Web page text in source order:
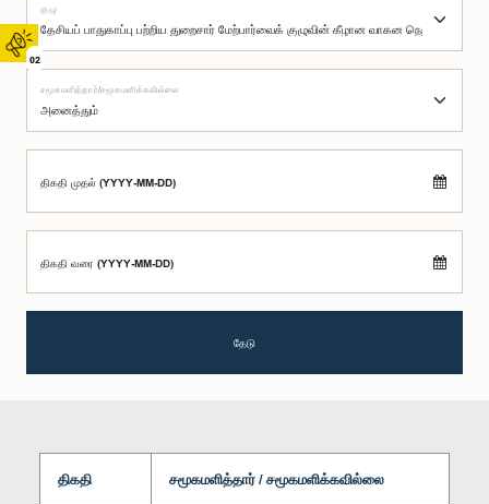
02
குழு
சமூகமளித்தார்/சமூகமளிக்கவில்லை
திகதி முதல் (YYYY-MM-DD)
திகதி வரை (YYYY-MM-DD)
தேடு
திகதி சமூகமளித்தார் / சமூகமளிக்கவில்லை